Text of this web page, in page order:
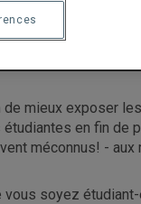
de mieux exposer
étudiantes en fin de
méconnus! - aux
vous soyez